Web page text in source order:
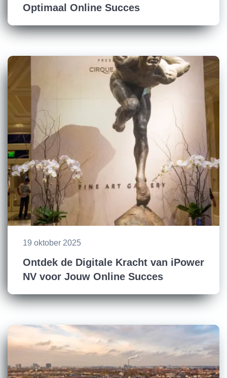
Optimaal Online Succes
19 oktober 2025
Ontdek de Digitale Kracht van iPower
NV voor Jouw Online Succes